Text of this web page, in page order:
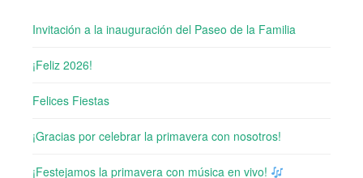
Invitación a la inauguración del Paseo de la Familia
¡Feliz 2026!
Felices Fiestas
¡Gracias por celebrar la primavera con nosotros!
¡Festejamos la primavera con música en vivo!